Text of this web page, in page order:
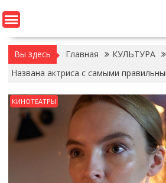
Вы здесь Главная КУЛЬТУРА
Названа актриса с самыми
КИНОТЕАТРЫ